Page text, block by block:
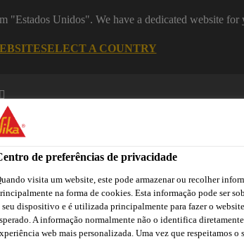
"Estados Unidos". We have a dedicated website for
SELECT A COUNTRY
Automotive Centro de Downloads
de preferências de privacidade
visita um website, este pode armazenar ou recolher
na forma de cookies. Esta informação pode ser
seu dispositivo e é utilizada principalmente para fazer o
A informação normalmente não o identifica
web mais personalizada. Uma vez que respeitamos o